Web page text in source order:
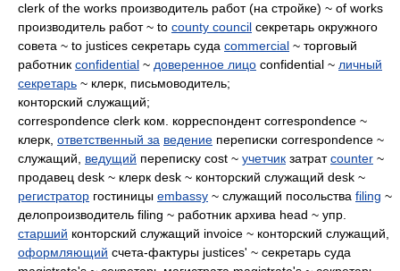
clerk of the works производитель работ (на стройке) ~ of works
производитель работ ~ to county council секретарь окружного
совета ~ to justices секретарь суда commercial ~ торговый
работник confidential ~ доверенное лицо confidential ~ личный
секретарь ~ клерк, письмоводитель;
конторский служащий;
correspondence clerk ком. корреспондент correspondence ~
клерк, ответственный за ведение переписки correspondence ~
служащий, ведущий переписку cost ~ учетчик затратcounter ~
продавец desk ~ клерк desk ~ конторский служащий desk ~
регистратор гостиницы embassy ~ служащий посольства filing ~
делопроизводитель filing ~ работник архива head ~ упр.
старший конторский служащий invoice ~ конторский служащий,
оформляющий счета-фактуры justices' ~ секретарь суда